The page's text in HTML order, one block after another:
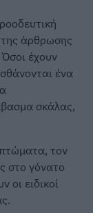
της άρθρωσης
Όσοι έχουν
ένα
σκάλας,
τον
στο γόνατο
οι ειδικοί